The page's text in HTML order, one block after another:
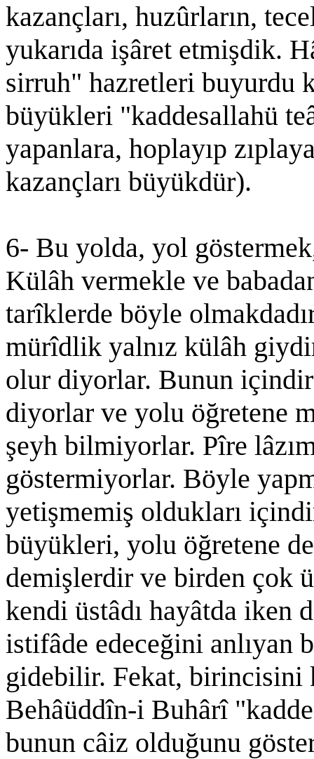
kazançları, huzûrların,
yukarıda işâret etmişdik.
sirruh" hazretleri buyurdu
büyükleri "kaddesallahü
yapanlara, hoplayıp
kazançları büyükdür).
6- Bu yolda, yol
Külâh vermekle ve
tarîklerde böyle
mürîdlik yalnız külâh
olur diyorlar. Bunun
diyorlar ve yolu öğretene
şeyh bilmiyorlar. Pîre
göstermiyorlar. Böyle
yetişmemiş oldukları
büyükleri, yolu öğretene
demişlerdir ve birden çok
kendi üstâdı hayâtda iken
istifâde edeceğini anlıyan
gidebilir. Fekat, birincisini
Behâüddîn-i Buhârî
bunun câiz olduğunu